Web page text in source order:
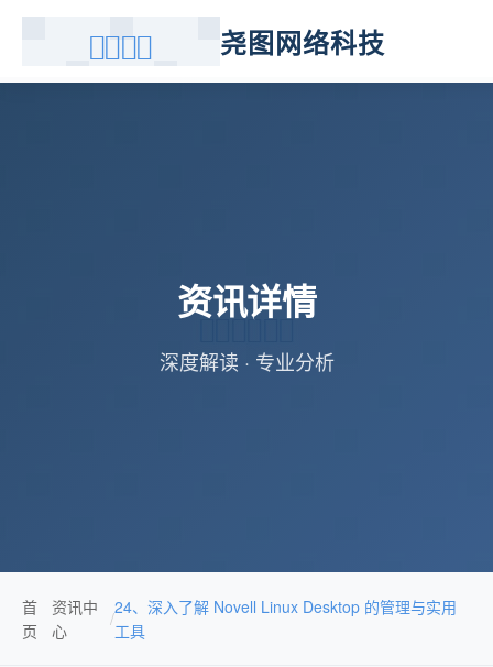
尧图网络科技
资讯详情
深度解读 · 专业分析
首
页
资讯中
心
/
24、深入了解 Novell Linux Desktop 的管理与实用
工具